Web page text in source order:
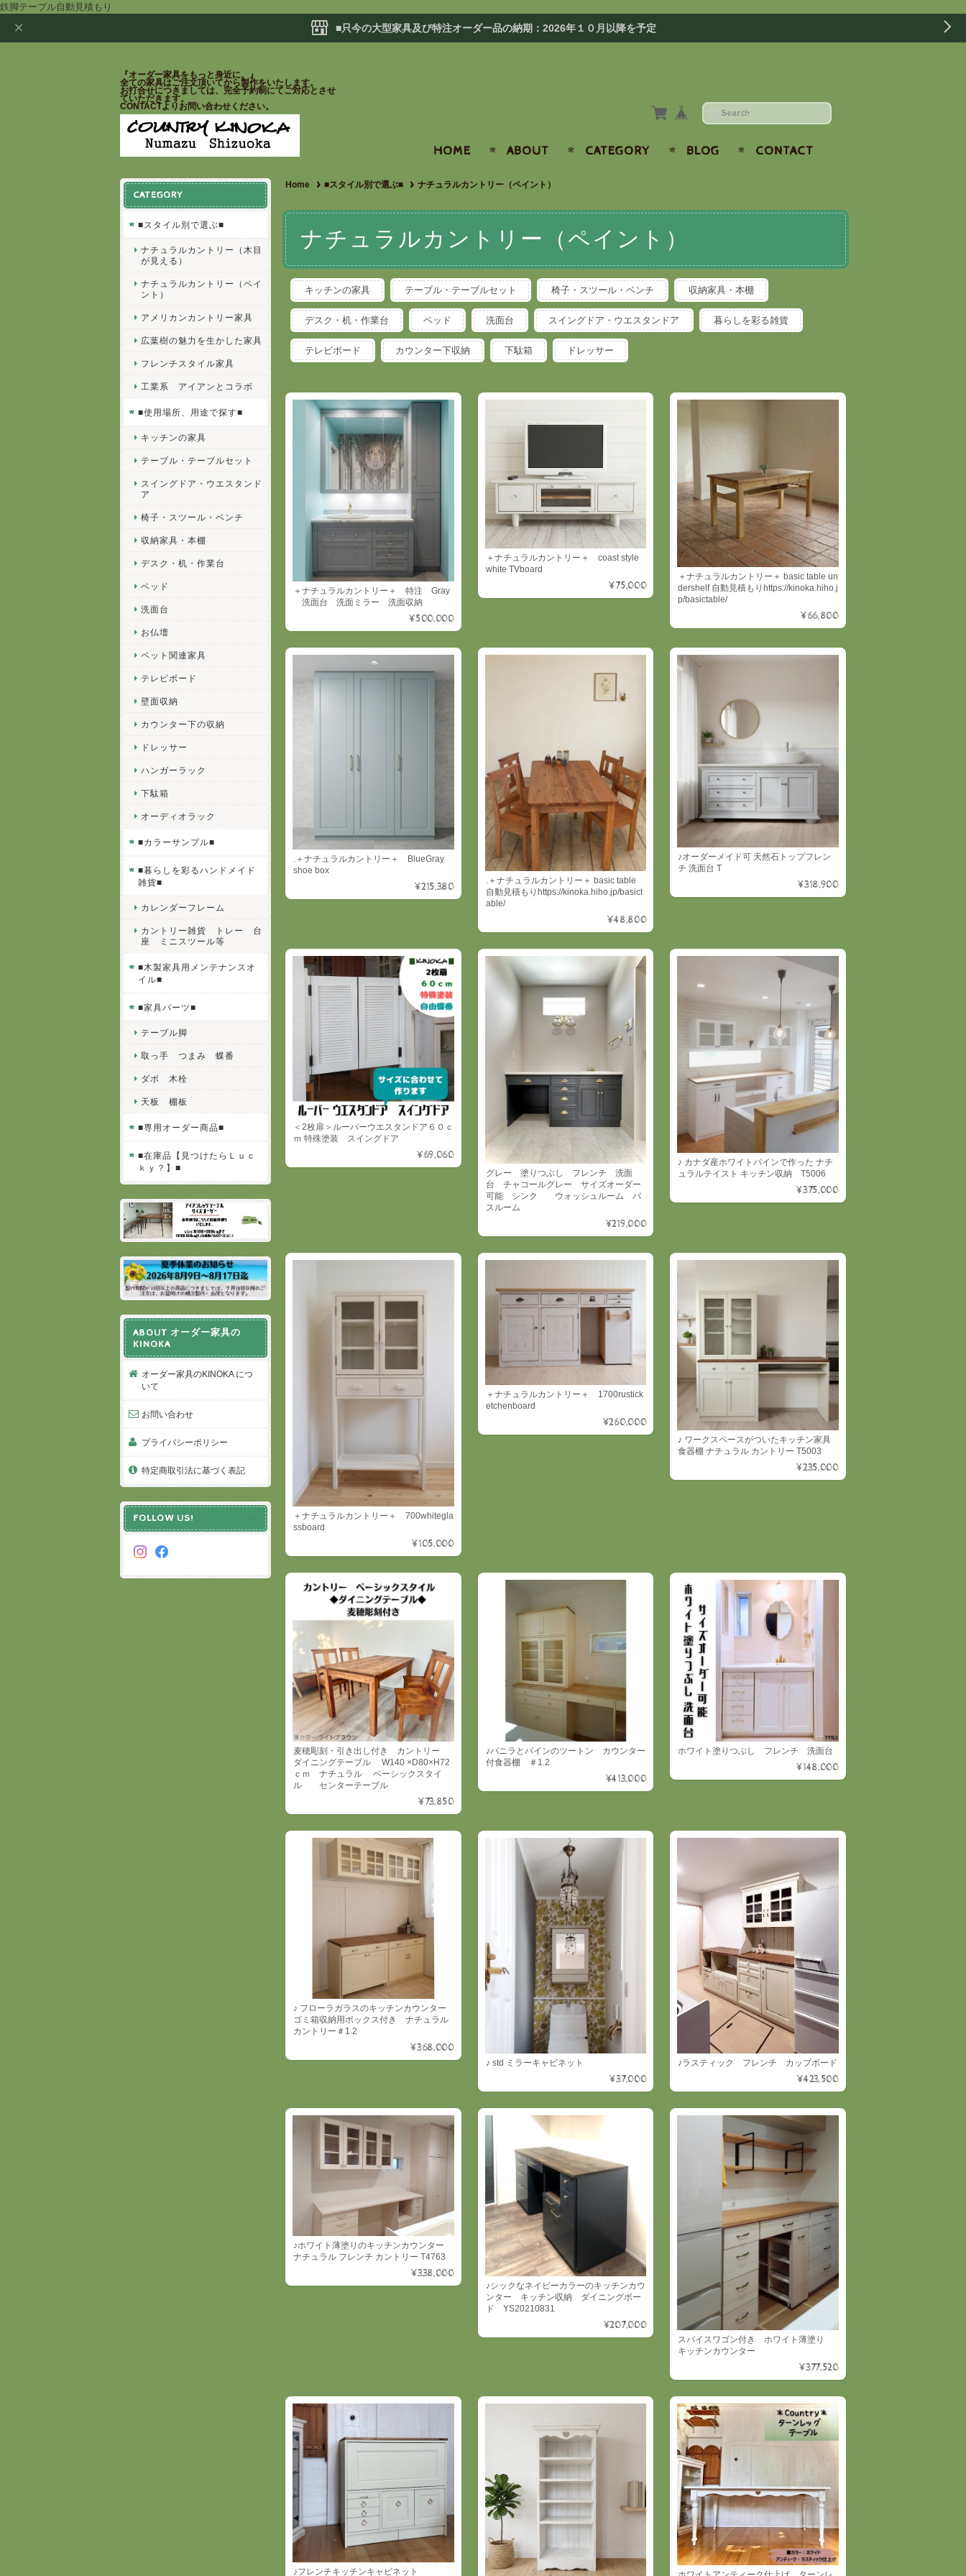
鉄脚テーブル自動見積もり
■只今の大型家具及び特注オーダー品の納期：2026年１０月以降を予定
『オーダー家具をもっと身近に。』
全ての家具はご注文頂いてから製作をいたします。
お打合せにつきましては、完全予約制にてご対応とさせ
ていただきます。
CONTACTよりお問い合わせください。
HOME ABOUT CATEGORY BLOG CONTACT
Home ■スタイル別で選ぶ■ ナチュラルカントリー（ペイント）
ナチュラルカントリー（ペイント）
キッチンの家具 テーブル・テーブルセット 椅子・スツール・ベンチ 収納家具・本棚
デスク・机・作業台 ベッド 洗面台 スイングドア・ウエスタンドア 暮らしを彩る雑貨
テレビボード カウンター下収納 下駄箱 ドレッサー
＋ナチュラルカントリー＋ 特注 Gray
洗面台 洗面ミラー 洗面収納
¥500,000
＋ナチュラルカントリー＋ coast style
white TVboard
¥75,000
＋ナチュラルカントリー＋ basic table un
dershelf 自動見積もりhttps://kinoka.hiho.j
p/basictable/
¥66,800
.＋ナチュラルカントリー＋ BlueGray
shoe box
¥215,380
.＋ナチュラルカントリー＋ basic table
自動見積もりhttps://kinoka.hiho.jp/basict
able/
¥48,800
♪オーダーメイド可 天然石トップフレン
チ 洗面台 T
¥318,900
＜2枚扉＞ルーバーウエスタンドア６０ｃ
ｍ 特殊塗装 スイングドア
¥69,060
グレー 塗りつぶし フレンチ 洗面
台 チャコールグレー サイズオーダー
可能 シンク ウォッシュルーム バ
スルーム
¥219,000
♪ カナダ産ホワイトパインで作った ナチ
ュラルテイスト キッチン収納 T5006
¥375,000
＋ナチュラルカントリー＋ 700whitegla
ssboard
¥105,000
＋ナチュラルカントリー＋ 1700rustick
etchenboard
¥260,000
♪ ワークスペースがついたキッチン家具
食器棚 ナチュラル カントリー T5003
¥235,000
麦穂彫刻・引き出し付き カントリー
ダイニングテーブル W140 ×D80×H72
ｃｍ ナチュラル ベーシックスタイ
ル センターテーブル
¥73,850
♪バニラとパインのツートン カウンター
付食器棚 ＃1.2
¥413,000
ホワイト塗りつぶし フレンチ 洗面台
¥148,000
♪ フローラガラスのキッチンカウンター
ゴミ箱収納用ボックス付き ナチュラル
カントリー＃1.2
¥368,000
♪ std ミラーキャビネット
¥37,000
♪ラスティック フレンチ カップボード
¥423,500
♪ホワイト薄塗りのキッチンカウンター
ナチュラル フレンチ カントリー T4763
¥338,000
♪シックなネイビーカラーのキッチンカウ
ンター キッチン収納 ダイニングボー
ド YS20210831
¥207,000
スパイスワゴン付き ホワイト薄塗り
キッチンカウンター
¥377,520
♪フレンチキッチンキャビネット
CATEGORY
■スタイル別で選ぶ■
ナチュラルカントリー（木目
が見える）
ナチュラルカントリー（ペイ
ント）
アメリカンカントリー家具
広葉樹の魅力を生かした家具
フレンチスタイル家具
工業系 アイアンとコラボ
■使用場所、用途で探す■
キッチンの家具
テーブル・テーブルセット
スイングドア・ウエスタンド
ア
椅子・スツール・ベンチ
収納家具・本棚
デスク・机・作業台
ベッド
洗面台
お仏壇
ペット関連家具
テレビボード
壁面収納
カウンター下の収納
ドレッサー
ハンガーラック
下駄箱
オーディオラック
■カラーサンプル■
■暮らしを彩るハンドメイド
雑貨■
カレンダーフレーム
カントリー雑貨 トレー 台
座 ミニスツール等
■木製家具用メンテナンスオ
イル■
■家具パーツ■
テーブル脚
取っ手 つまみ 蝶番
ダボ 木栓
天板 棚板
■専用オーダー商品■
■在庫品【見つけたらＬｕｃ
ｋｙ？】■
ABOUT オーダー家具の
KINOKA
オーダー家具のKINOKA につ
いて
お問い合わせ
プライバシーポリシー
特定商取引法に基づく表記
FOLLOW US!